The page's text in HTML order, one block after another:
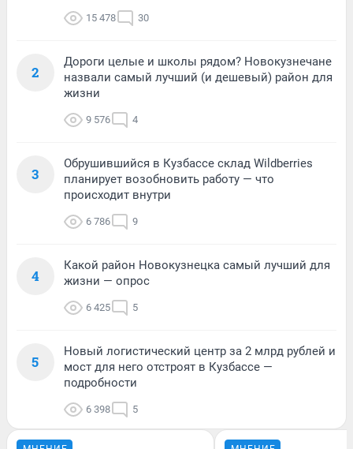
15 478 30
2
Дороги целые и школы рядом? Новокузнечане
назвали самый лучший (и дешевый) район для
жизни
9 576 4
3
Обрушившийся в Кузбассе склад Wildberries
планирует возобновить работу — что
происходит внутри
6 786 9
4
Какой район Новокузнецка самый лучший для
жизни — опрос
6 425 5
5
Новый логистический центр за 2 млрд рублей и
мост для него отстроят в Кузбассе —
подробности
6 398 5